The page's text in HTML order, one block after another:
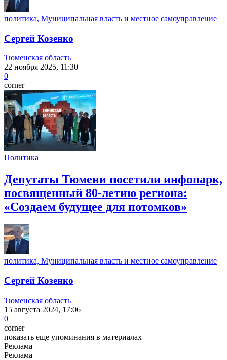
политика, Муниципальная власть и местное самоуправление
Сергей Козенко
Тюменская область
22 ноября 2025, 11:30
0
corner
Политика
Депутаты Тюмени посетили инфопарк,
посвященный 80-летию региона:
«Создаем будущее для потомков»
политика, Муниципальная власть и местное самоуправление
Сергей Козенко
Тюменская область
15 августа 2024, 17:06
0
corner
показать еще упоминания в материалах
Реклама
Реклама